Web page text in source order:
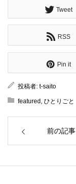
Tweet
RSS
Pin it
投稿者: t-saito
featured ひとりごと
前の記事